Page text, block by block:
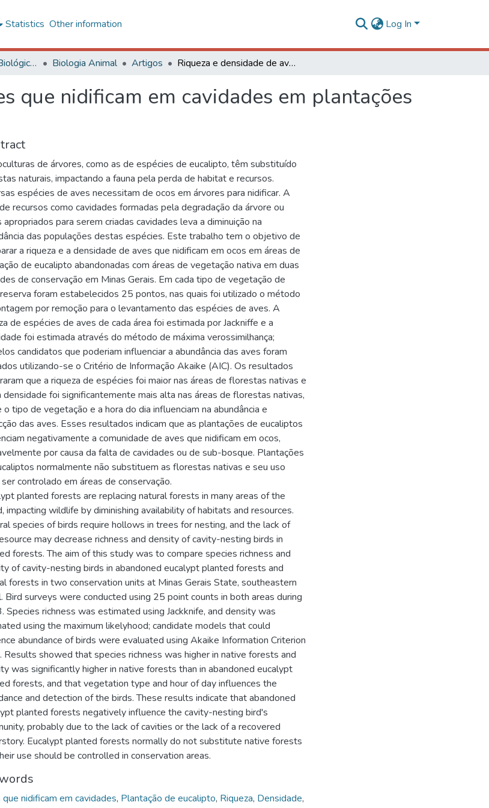
Statistics Other information Log In
Centro de Ciências Biológicas e da Saúde Biologia Animal Artigos Riqueza e densidade de aves que nidificam em cavidades em plantações abandonadas de eucalipto
que nidificam em cavidades em plantações
de árvores, como as de espécies de eucalipto, têm substituído
naturais, impactando a fauna pela perda de habitat e recursos.
espécies de aves necessitam de ocos em árvores para nidificar. A
recursos como cavidades formadas pela degradação da árvore ou
apropriados para serem criadas cavidades leva a diminuição na
das populações destas espécies. Este trabalho tem o objetivo de
a riqueza e a densidade de aves que nidificam em ocos em áreas de
de eucalipto abandonadas com áreas de vegetação nativa em duas
de conservação em Minas Gerais. Em cada tipo de vegetação de
foram estabelecidos 25 pontos, nas quais foi utilizado o método
por remoção para o levantamento das espécies de aves. A
de espécies de aves de cada área foi estimada por Jackniffe e a
foi estimada através do método de máxima verossimilhança;
candidatos que poderiam influenciar a abundância das aves foram
utilizando-se o Critério de Informação Akaike (AIC). Os resultados
que a riqueza de espécies foi maior nas áreas de florestas nativas e
densidade foi significantemente mais alta nas áreas de florestas nativas,
o tipo de vegetação e a hora do dia influenciam na abundância e
das aves. Esses resultados indicam que as plantações de eucaliptos
negativamente a comunidade de aves que nidificam em ocos,
por causa da falta de cavidades ou de sub-bosque. Plantações
normalmente não substituem as florestas nativas e seu uso
controlado em áreas de conservação.
planted forests are replacing natural forests in many areas of the
impacting wildlife by diminishing availability of habitats and resources.
species of birds require hollows in trees for nesting, and the lack of
may decrease richness and density of cavity-nesting birds in
forests. The aim of this study was to compare species richness and
of cavity-nesting birds in abandoned eucalypt planted forests and
forests in two conservation units at Minas Gerais State, southeastern
Bird surveys were conducted using 25 point counts in both areas during
Species richness was estimated using Jackknife, and density was
using the maximum likelyhood; candidate models that could
abundance of birds were evaluated using Akaike Information Criterion
Results showed that species richness was higher in native forests and
was significantly higher in native forests than in abandoned eucalypt
forests, and that vegetation type and hour of day influences the
and detection of the birds. These results indicate that abandoned
planted forests negatively influence the cavity-nesting bird's
probably due to the lack of cavities or the lack of a recovered
Eucalypt planted forests normally do not substitute native forests
use should be controlled in conservation areas.
nidificam em cavidades, Plantação de eucalipto, Riqueza, Densidade,